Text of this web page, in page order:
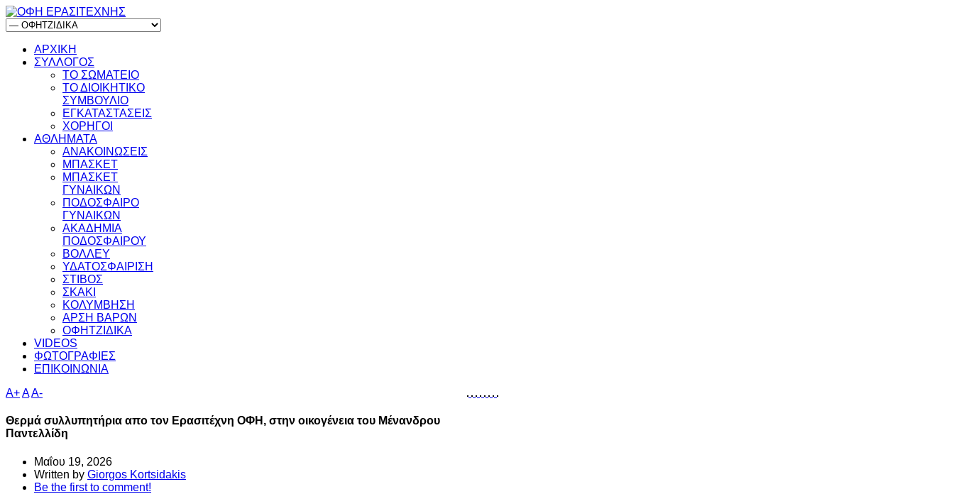
ΑΡΧΙΚΗ
ΣΥΛΛΟΓΟΣ
ΤΟ ΣΩΜΑΤΕΙΟ
ΤΟ ΔΙΟΙΚΗΤΙΚΟ
ΣΥΜΒΟΥΛΙΟ
ΕΓΚΑΤΑΣΤΑΣΕΙΣ
ΧΟΡΗΓΟΙ
ΑΘΛΗΜΑΤΑ
ΑΝΑΚΟΙΝΩΣΕΙΣ
ΜΠΑΣΚΕΤ
ΜΠΑΣΚΕΤ
ΓΥΝΑΙΚΩΝ
ΠΟΔΟΣΦΑΙΡΟ
ΓΥΝΑΙΚΩΝ
ΑΚΑΔΗΜΙΑ
ΠΟΔΟΣΦΑΙΡΟΥ
ΒΟΛΛΕΥ
ΥΔΑΤΟΣΦΑΙΡΙΣΗ
ΣΤΙΒΟΣ
ΣΚΑΚΙ
ΚΟΛΥΜΒΗΣΗ
ΑΡΣΗ ΒΑΡΩΝ
ΟΦΗΤΖΙΔΙΚΑ
VIDEOS
ΦΩΤΟΓΡΑΦΙΕΣ
ΕΠΙΚΟΙΝΩΝΙΑ
A+AA-
Θερμά συλλυπητήρια απο τον Ερασιτέχνη ΟΦΗ, στην οικογένεια του Μένανδρου
Παντελλίδη
Μαΐου 19, 2026
Written by Giorgos Kortsidakis
Be the first to comment!